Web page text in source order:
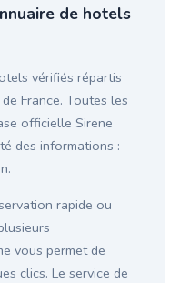
de hotels
vérifiés répartis
France. Toutes les
officielle Sirene
des informations :
rapide ou
vous permet de
clics. Le service de